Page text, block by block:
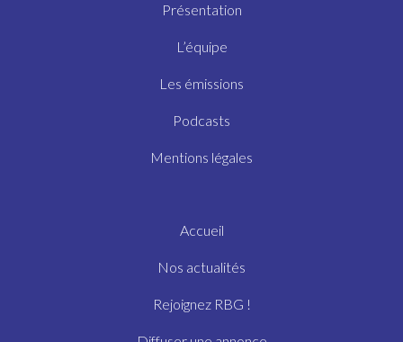
Présentation
L’équipe
Les émissions
Podcasts
Mentions légales
Accueil
Nos actualités
Rejoignez RBG !